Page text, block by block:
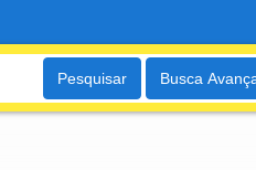
Pesquisar Busca